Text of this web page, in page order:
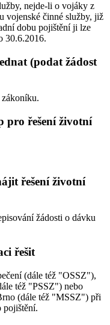
nejde-li o vojáky z
vojenské činné služby, již
dobu pojištění ji lze
30.6.2016.
(podat žádost
zákoníku.
pro řešení životní
řešení životní
žádosti o dávku
řešit
(dále též "OSSZ"),
též "PSSZ") nebo
(dále též "MSSZ") při
pojištění.